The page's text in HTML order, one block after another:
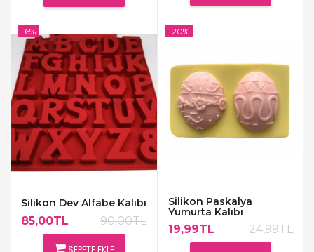
-6%
Silikon Dev Alfabe Kalıbı
85,00TL 90,00TL
SEPETE EKLE
-20%
Silikon Paskalya
Yumurta Kalıbı
19,99TL 24,99TL